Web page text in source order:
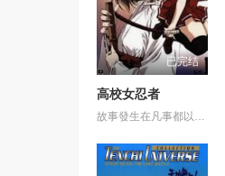
已完结
高校女忍者